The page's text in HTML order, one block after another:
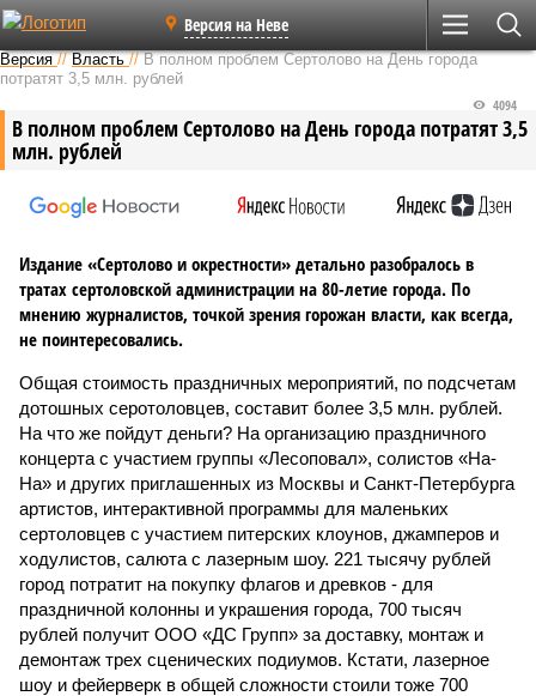
Версия на Неве
Версия //Власть //В полном проблем Сертолово на День города
потратят 3,5 млн. рублей
В полном проблем Сертолово на День города потратят 3,5
млн. рублей
4094
Издание «Сертолово и окрестности» детально разобралось в
тратах сертоловской администрации на 80-летие города. По
мнению журналистов, точкой зрения горожан власти, как всегда,
не поинтересовались.
Общая стоимость праздничных мероприятий, по подсчетам
дотошных серотоловцев, составит более 3,5 млн. рублей.
На что же пойдут деньги? На организацию праздничного
концерта с участием группы «Лесоповал», солистов «На-
На» и других приглашенных из Москвы и Санкт-Петербурга
артистов, интерактивной программы для маленьких
сертоловцев с участием питерских клоунов, джамперов и
ходулистов, салюта с лазерным шоу. 221 тысячу рублей
город потратит на покупку флагов и древков - для
праздничной колонны и украшения города, 700 тысяч
рублей получит ООО «ДС Групп» за доставку, монтаж и
демонтаж трех сценических подиумов. Кстати, лазерное
шоу и фейерверк в общей сложности стоили тоже 700